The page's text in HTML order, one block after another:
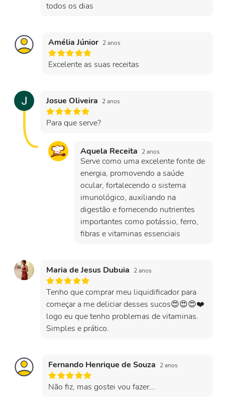
todos os dias
Amélia Júnior 2 anos
Excelente as suas receitas
Josue Oliveira 2 anos
Para que serve?
Aquela Receita 2 anos
Serve como uma excelente fonte de
energia, promovendo a saúde
ocular, fortalecendo o sistema
imunológico, auxiliando na
digestão e fornecendo nutrientes
importantes como potássio, ferro,
fibras e vitaminas essenciais
Maria de Jesus Dubuia 2 anos
Tenho que comprar meu liquidificador para
começar a me deliciar desses sucos😍😍😍❤️
logo eu que tenho problemas de vitaminas.
Simples e prático.
Fernando Henrique de Souza 2 anos
Não fiz, mas gostei vou fazer...